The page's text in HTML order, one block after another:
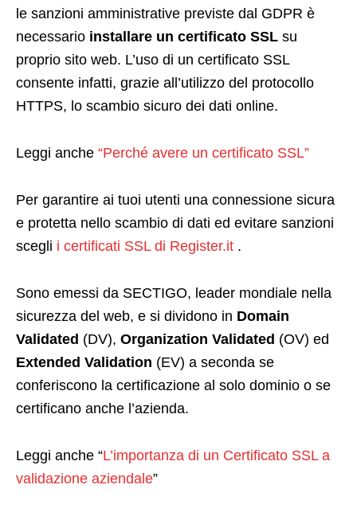
le sanzioni amministrative previste dal GDPR è
necessario installare un certificato SSL su
proprio sito web. L’uso di un certificato SSL
consente infatti, grazie all’utilizzo del protocollo
HTTPS, lo scambio sicuro dei dati online.
Leggi anche “Perché avere un certificato SSL”
Per garantire ai tuoi utenti una connessione sicura
e protetta nello scambio di dati ed evitare sanzioni
scegli i certificati SSL di Register.it .
Sono emessi da SECTIGO, leader mondiale nella
sicurezza del web, e si dividono in Domain
Validated (DV), Organization Validated (OV) ed
Extended Validation (EV) a seconda se
conferiscono la certificazione al solo dominio o se
certificano anche l’azienda.
Leggi anche “L’importanza di un Certificato SSL a
validazione aziendale”